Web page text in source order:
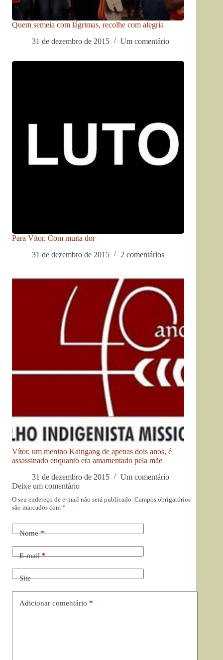
Quem semeia com lágrimas, recolhe com alegria
31 de dezembro de 2015
Um comentário
Para Vítor. Com muita dor
31 de dezembro de 2015
2 comentários
Vítor, um menino Kaingang de apenas dois anos, é
assassinado enquanto era amamentado pela mãe
31 de dezembro de 2015
Um comentário
Deixe um comentário
O seu endereço de e-mail não será publicado. Campos obrigatórios
são marcados com *
Nome*
E-mail*
Site
Adicionar comentário *